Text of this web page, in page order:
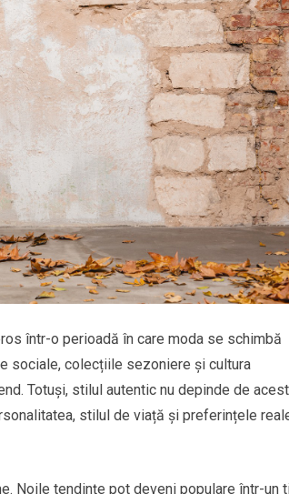
într-o perioadă în care moda se schimbă
sociale, colecțiile sezoniere și cultura
Totuși, stilul autentic nu depinde de
stilul de viață și preferințele
Noile tendințe pot deveni populare într-un